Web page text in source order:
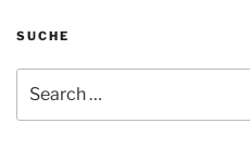
SUCHE
for: